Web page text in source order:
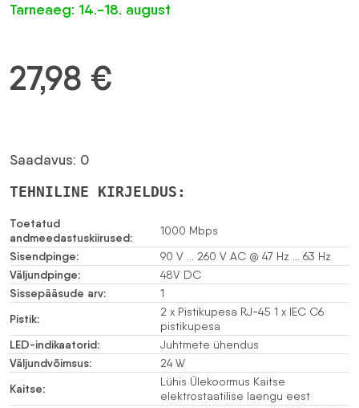
Tarneaeg: 14.-18. august
27,98 €
Saadavus: 0
TEHNILINE KIRJELDUS:
Toetatud
andmeedastuskiirused:
1000 Mbps
Sisendpinge: 90 V … 260 V AC @ 47 Hz … 63 Hz
Väljundpinge: 48V DC
Sissepääsude arv: 1
Pistik:
2 x Pistikupesa RJ-45 1 x IEC C6
pistikupesa
LED-indikaatorid: Juhtmete ühendus
Väljundvõimsus: 24 W
Kaitse:
Lühis Ülekoormus Kaitse
elektrostaatilise laengu eest